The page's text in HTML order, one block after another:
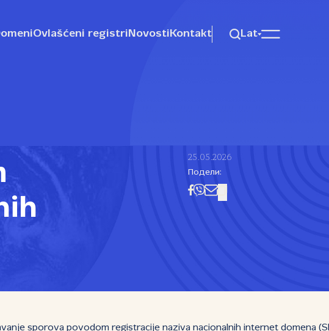
Ovlašćeni registri Novosti Kontakt Lat
25.05.2026
Подели:
sporova povodom registracije naziva nacionalnih internet domena